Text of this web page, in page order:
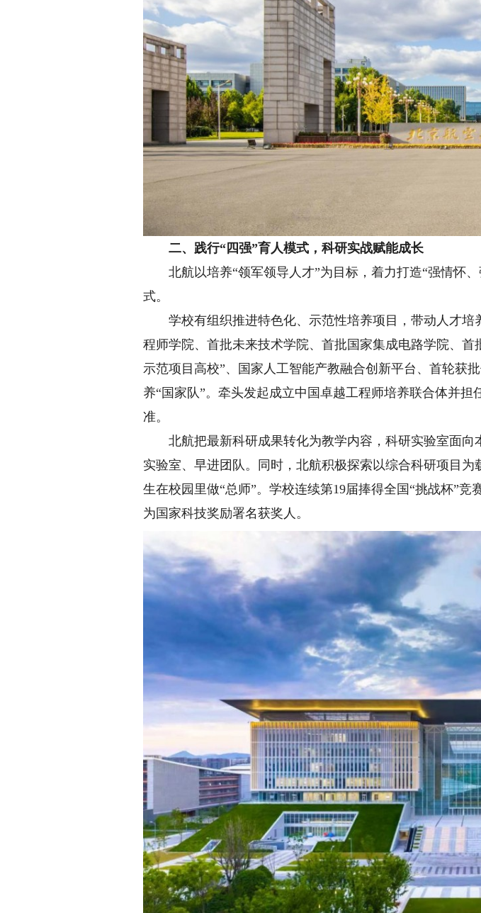
二、践行“四强”育人模式，科研实战赋能成长
北航以培养“领军领导人才”为目标，着力打造“强情怀、
式。
学校有组织推进特色化、示范性培养项目，带动人才培
程师学院、首批未来技术学院、首批国家集成电路学院、
示范项目高校”、国家人工智能产教融合创新平台、首轮获
养“国家队”。牵头发起成立中国卓越工程师培养联合体并
准。
北航把最新科研成果转化为教学内容，科研实验室面向
实验室、早进团队。同时，北航积极探索以综合科研项目
生在校园里做“总师”。学校连续第19届捧得全国“挑战杯”
为国家科技奖励署名获奖人。